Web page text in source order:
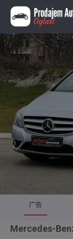
广告
Mercedes-